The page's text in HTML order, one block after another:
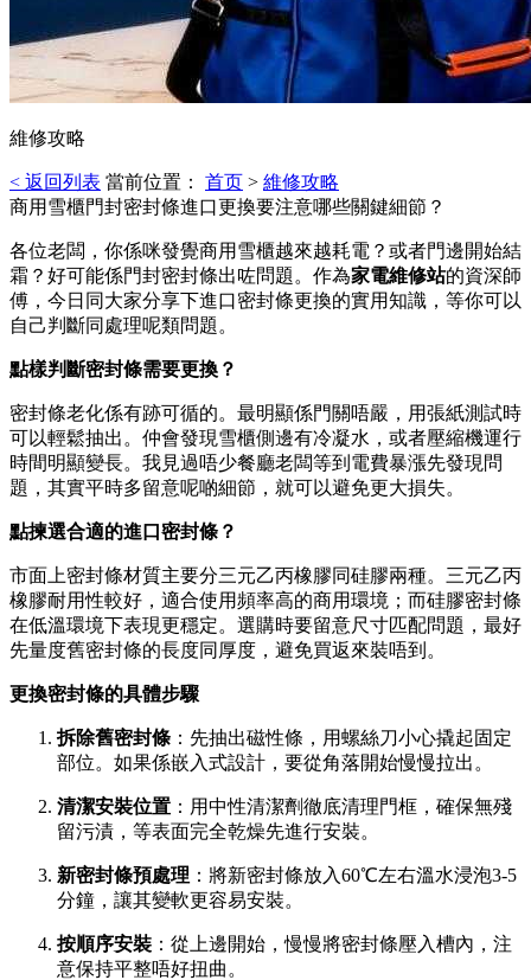
維修攻略
< 返回列表 當前位置： 首页 > 維修攻略
商用雪櫃門封密封條進口更換要注意哪些關鍵細節？
各位老闆，你係咪發覺商用雪櫃越來越耗電？或者門邊開始結
霜？好可能係門封密封條出咗問題。作為家電維修站的資深師
傅，今日同大家分享下進口密封條更換的實用知識，等你可以
自己判斷同處理呢類問題。
點樣判斷密封條需要更換？
密封條老化係有跡可循的。最明顯係門關唔嚴，用張紙測試時
可以輕鬆抽出。仲會發現雪櫃側邊有冷凝水，或者壓縮機運行
時間明顯變長。我見過唔少餐廳老闆等到電費暴漲先發現問
題，其實平時多留意呢啲細節，就可以避免更大損失。
點揀選合適的進口密封條？
市面上密封條材質主要分三元乙丙橡膠同硅膠兩種。三元乙丙
橡膠耐用性較好，適合使用頻率高的商用環境；而硅膠密封條
在低溫環境下表現更穩定。選購時要留意尺寸匹配問題，最好
先量度舊密封條的長度同厚度，避免買返來裝唔到。
更換密封條的具體步驟
拆除舊密封條 ：先抽出磁性條，用螺絲刀小心撬起固定
部位。如果係嵌入式設計，要從角落開始慢慢拉出。
清潔安裝位置 ：用中性清潔劑徹底清理門框，確保無殘
留污漬，等表面完全乾燥先進行安裝。
新密封條預處理 ：將新密封條放入60℃左右溫水浸泡3-5
分鐘，讓其變軟更容易安裝。
按順序安裝 ：從上邊開始，慢慢將密封條壓入槽內，注
意保持平整唔好扭曲。